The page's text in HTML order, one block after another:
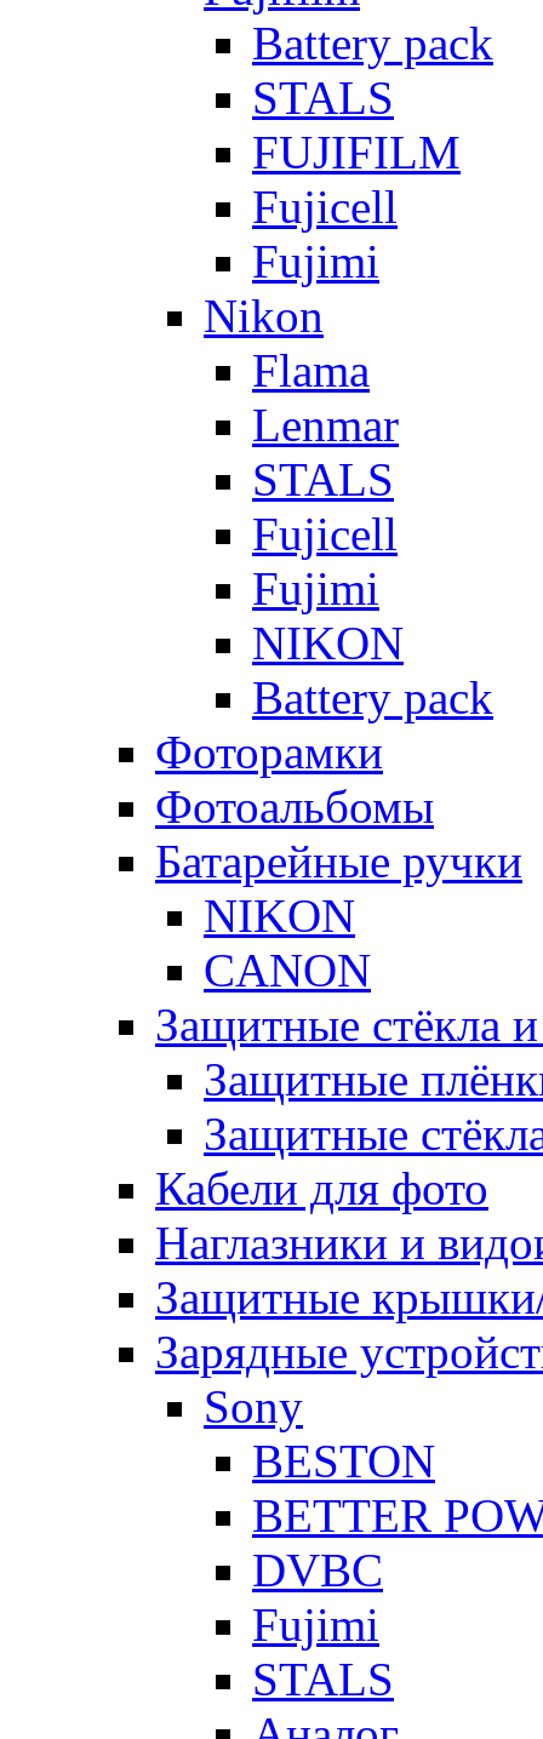
Battery pack
STALS
FUJIFILM
Fujicell
Fujimi
Nikon
Flama
Lenmar
STALS
Fujicell
Fujimi
NIKON
Battery pack
Фоторамки
Фотоальбомы
Батарейные ручки
NIKON
CANON
Защитные стёкла
Защитные
Защитные
Кабели для фото
Наглазники и
Защитные
Зарядные
Sony
BESTON
BETTER
DVBC
Fujimi
STALS